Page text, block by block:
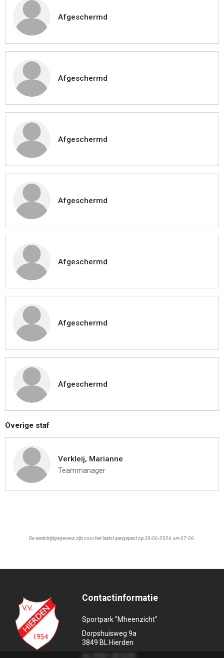
Afgeschermd
Afgeschermd
Afgeschermd
Afgeschermd
Afgeschermd
Afgeschermd
Afgeschermd
Overige staf
Verkleij, Marianne
Teammanager
De wedstrijdgegevens zijn voor het laatst aangepast op 30-06-2026 om 07:06.
Contactinformatie
Sportpark "Mheenzicht"
Dorpshuisweg 9a
3849 BL Hierden